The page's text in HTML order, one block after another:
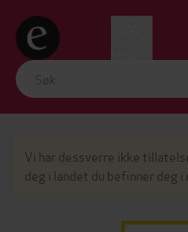
Vi har dessverre ikke
deg i landet du befinner deg i